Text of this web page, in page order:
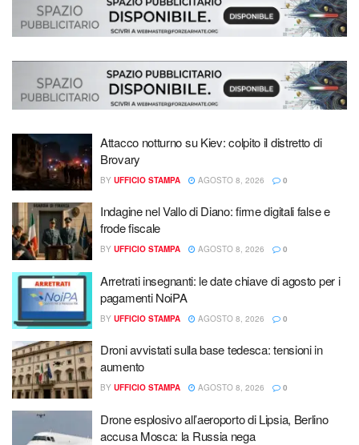
Attacco notturno su Kiev: colpito il distretto di
Brovary
BY UFFICIO STAMPA AGOSTO 8, 2026 0
Indagine nel Vallo di Diano: firme digitali false e
frode fiscale
BY UFFICIO STAMPA AGOSTO 8, 2026 0
Arretrati insegnanti: le date chiave di agosto per i
pagamenti NoiPA
BY UFFICIO STAMPA AGOSTO 8, 2026 0
Droni avvistati sulla base tedesca: tensioni in
aumento
BY UFFICIO STAMPA AGOSTO 8, 2026 0
Drone esplosivo all’aeroporto di Lipsia, Berlino
accusa Mosca: la Russia nega